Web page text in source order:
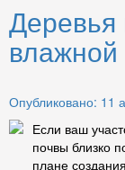
Деревья
Опубликовано: 11
Если ваш
почвы близко
плане